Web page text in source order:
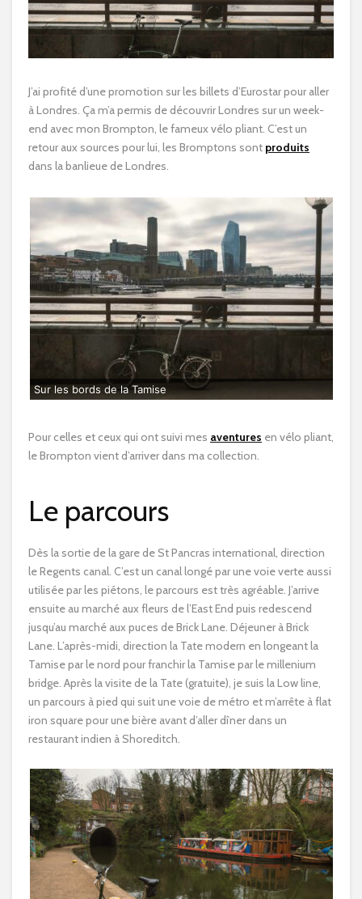
J’ai profité d’une promotion sur les billets d’Eurostar pour aller
à Londres. Ça m’a permis de découvrir Londres sur un week-
end avec mon Brompton, le fameux vélo pliant. C’est un
retour aux sources pour lui, les Bromptons sont produits
dans la banlieue de Londres.
Sur les bords de la Tamise
Pour celles et ceux qui ont suivi mes aventures en vélo pliant,
le Brompton vient d’arriver dans ma collection.
Le parcours
Dès la sortie de la gare de St Pancras international, direction
le Regents canal. C’est un canal longé par une voie verte aussi
utilisée par les piétons, le parcours est très agréable. J’arrive
ensuite au marché aux fleurs de l’East End puis redescend
jusqu’au marché aux puces de Brick Lane. Déjeuner à Brick
Lane. L’après-midi, direction la Tate modern en longeant la
Tamise par le nord pour franchir la Tamise par le millenium
bridge. Après la visite de la Tate (gratuite), je suis la Low line,
un parcours à pied qui suit une voie de métro et m’arrête à flat
iron square pour une bière avant d’aller dîner dans un
restaurant indien à Shoreditch.